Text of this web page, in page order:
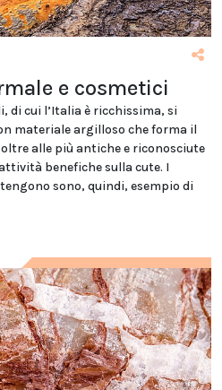
e cosmetici
di cui l’Italia è ricchissima, si
materiale argilloso che forma il
alle più antiche e riconosciute
benefiche sulla cute. I
sono, quindi, esempio di